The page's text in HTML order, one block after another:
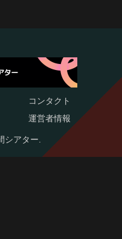
コンタクト
運営者情報
アター.